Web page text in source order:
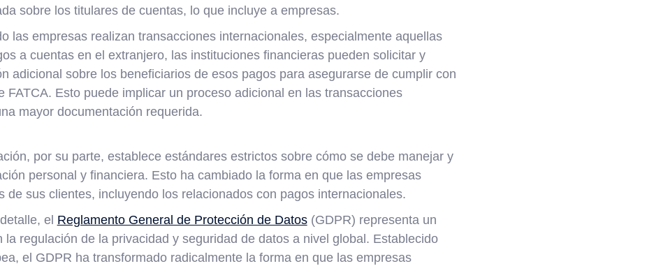
sobre los titulares de cuentas, lo que incluye a empresas.
las empresas realizan transacciones internacionales, especialmente aquellas
a cuentas en el extranjero, las instituciones financieras pueden solicitar y
adicional sobre los beneficiarios de esos pagos para asegurarse de cumplir con
FATCA. Esto puede implicar un proceso adicional en las transacciones
mayor documentación requerida.
por su parte, establece estándares estrictos sobre cómo se debe manejar y
personal y financiera. Esto ha cambiado la forma en que las empresas
de sus clientes, incluyendo los relacionados con pagos internacionales.
el Reglamento General de Protección de Datos(GDPR) representa un
la regulación de la privacidad y seguridad de datos a nivel global. Establecido
el GDPR ha transformado radicalmente la forma en que las empresas